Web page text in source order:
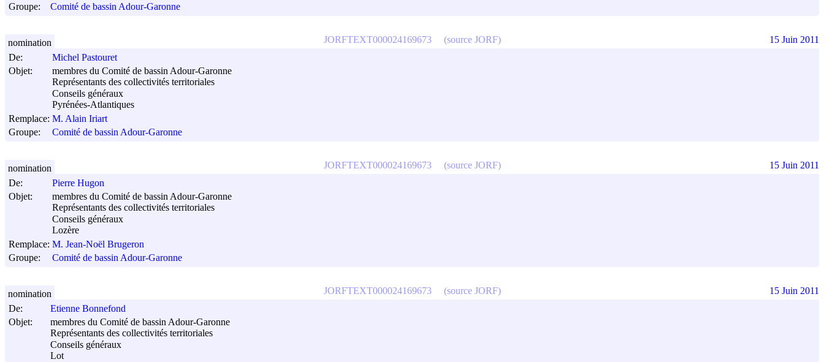
Groupe:
Comité de bassin Adour-Garonne
De:
Michel Pastouret
Objet:
membres du Comité de bassin Adour-Garonne
Représentants des collectivités territoriales
Conseils généraux
Pyrénées-Atlantiques
Remplace: M. Alain Iriart
Groupe:
Comité de bassin Adour-Garonne
JORFTEXT000024169673 (source JORF)
nomination 15 Juin 2011
De:
Pierre Hugon
Objet:
membres du Comité de bassin Adour-Garonne
Représentants des collectivités territoriales
Conseils généraux
Lozère
Remplace: M. Jean-Noël Brugeron
Groupe:
Comité de bassin Adour-Garonne
JORFTEXT000024169673 (source JORF)
nomination 15 Juin 2011
De:
Etienne Bonnefond
Objet:
membres du Comité de bassin Adour-Garonne
Représentants des collectivités territoriales
Conseils généraux
Lot
JORFTEXT000024169673 (source JORF)
nomination 15 Juin 2011